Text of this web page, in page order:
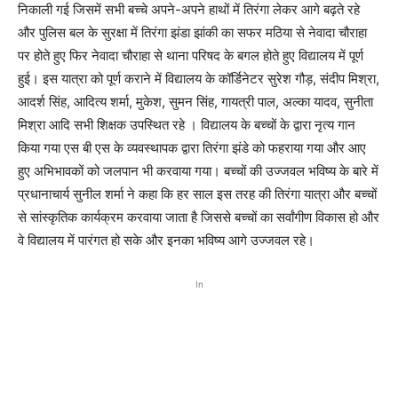
निकाली गई जिसमें सभी बच्चे अपने-अपने हाथों में तिरंगा लेकर आगे बढ़ते रहे
और पुलिस बल के सुरक्षा में तिरंगा झंडा झांकी का सफर मठिया से नेवादा चौराहा
पर होते हुए फिर नेवादा चौराहा से थाना परिषद के बगल होते हुए विद्यालय में पूर्ण
हुई। इस यात्रा को पूर्ण कराने में विद्यालय के कॉर्डिनेटर सुरेश गौड़, संदीप मिश्रा,
आदर्श सिंह, आदित्य शर्मा, मुकेश, सुमन सिंह, गायत्री पाल, अल्का यादव, सुनीता
मिश्रा आदि सभी शिक्षक उपस्थित रहे । विद्यालय के बच्चों के द्वारा नृत्य गान
किया गया एस बी एस के व्यवस्थापक द्वारा तिरंगा झंडे को फहराया गया और आए
हुए अभिभावकों को जलपान भी करवाया गया। बच्चों की उज्जवल भविष्य के बारे में
प्रधानाचार्य सुनील शर्मा ने कहा कि हर साल इस तरह की तिरंगा यात्रा और बच्चों
से सांस्कृतिक कार्यक्रम करवाया जाता है जिससे बच्चों का सर्वांगीण विकास हो और
वे विद्यालय में पारंगत हो सके और इनका भविष्य आगे उज्जवल रहे।
In